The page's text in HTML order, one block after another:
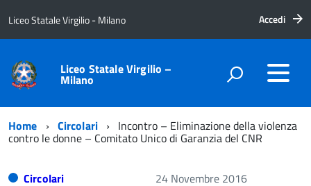
Liceo Statale Virgilio - Milano Accedi
Liceo Statale Virgilio –
Milano
Home Circolari Incontro – Eliminazione della violenza
contro le donne – Comitato Unico di Garanzia del CNR
Circolari 24 Novembre 2016